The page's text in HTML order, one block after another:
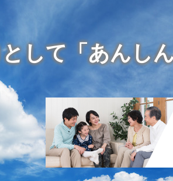
して「あんし